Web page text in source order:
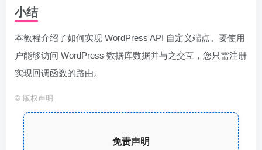
小结
本教程介绍了如何实现 WordPress API 自定义端点。要使用
户能够访问 WordPress 数据库数据并与之交互，您只需注册
实现回调函数的路由。
© 版权声明
免责声明